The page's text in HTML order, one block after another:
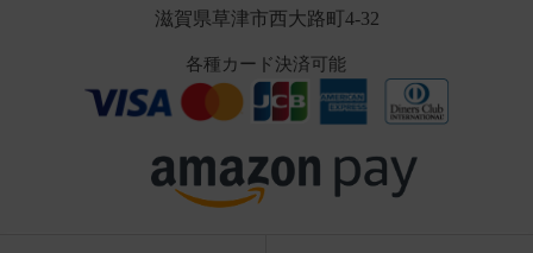
滋賀県草津市西大路町4-32
各種カード決済可能